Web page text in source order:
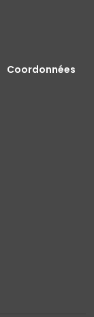
Coordonnées